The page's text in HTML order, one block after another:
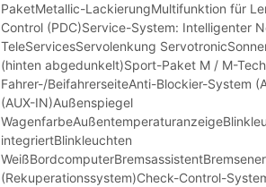
PaketMetallic-LackierungMultifunktion für
Control (PDC)Service-System: Intelligenter
TeleServicesServolenkung
(hinten abgedunkelt)Sport-Paket M / M-
Fahrer-/BeifahrerseiteAnti-Blockier-System
(AUX-IN)Außenspiegel
integriertBlinkleuchten
(Rekuperationssystem)Check-Control-